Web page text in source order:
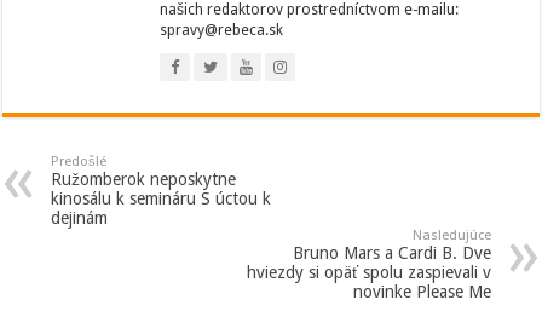
našich redaktorov prostredníctvom e-mailu:
spravy@rebeca.sk
Predošlé
Ružomberok neposkytne
kinosálu k semináru S úctou k
dejinám
Nasledujúce
Bruno Mars a Cardi B. Dve
hviezdy si opäť spolu zaspievali v
novinke Please Me